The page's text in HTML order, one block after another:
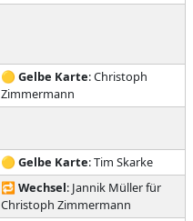
🟡 Gelbe Karte: Christoph
Zimmermann
🟡 Gelbe Karte: Tim Skarke
🔁 Wechsel: Jannik Müller für
Christoph Zimmermann